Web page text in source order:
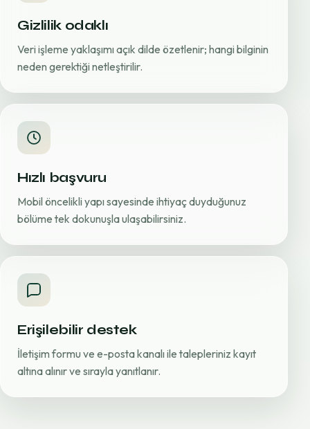
Gizlilik odaklı
Veri işleme yaklaşımı açık dilde özetlenir; hangi bilginin
neden gerektiği netleştirilir.
Hızlı başvuru
Mobil öncelikli yapı sayesinde ihtiyaç duyduğunuz
bölüme tek dokunuşla ulaşabilirsiniz.
Erişilebilir destek
İletişim formu ve e-posta kanalı ile talepleriniz kayıt
altına alınır ve sırayla yanıtlanır.